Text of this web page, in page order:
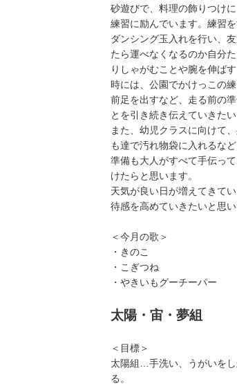
砂遊びで、料理の飾りつけ
練習に励んでいます。練習
ダンシング玉入れを行い、
たら運べなくなるのか自分
りしゃがむことや腕を伸ば
時には、公園でかけっこの
前足を出すなど、走る前の
とを引き続き伝えていきたい
また、幼児クラスに向けて
も達で汚れ物袋に入れるな
準備も大人がすべて手伝っ
けたらと思います。
天気が良い日が増えてきて
待感を高めていきたいと思い
＜今月の歌＞
・きのこ
・こぎつね
・やきいもグーチーパー
太陽・宙・夢組
＜目標＞
太陽組…手洗い、うがいを
る。